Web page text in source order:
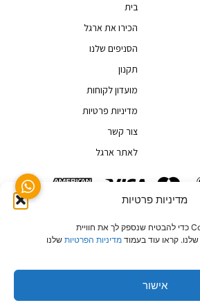
מדיניות פרטיות
קראו עוד בעמודמדיניות הפרטיות שלנו
אישור
בית
הכירו את ארגל
הסניפים שלנו
תקנון
מועדון לקוחות
מדיניות פרטיות
צור קשר
לאתר ארגל